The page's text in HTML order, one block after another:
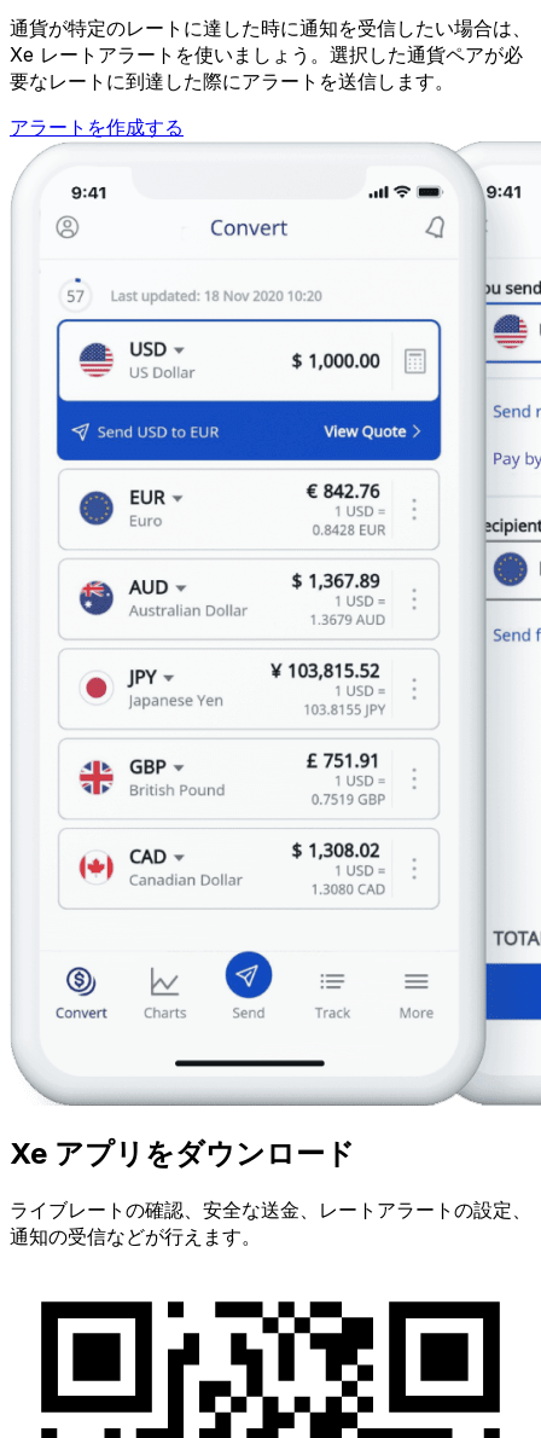
通貨が特定のレートに達した時に通知を受信したい場合は、
Xe レートアラートを使いましょう。選択した通貨ペアが必
要なレートに到達した際にアラートを送信します。
アラートを作成する
Xe アプリをダウンロード
ライブレートの確認、安全な送金、レートアラートの設定、
通知の受信などが行えます。